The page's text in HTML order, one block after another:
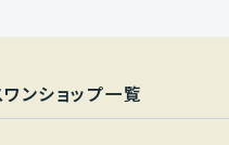
ンショップ一覧